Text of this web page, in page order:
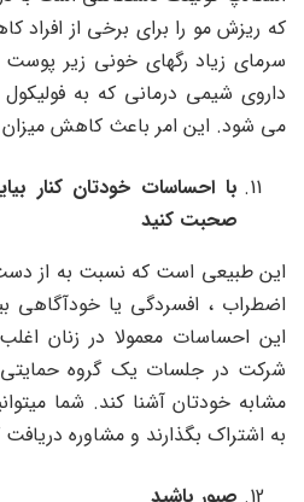
که ریزش مو را برای برخی از
سرمای زیاد رگهای خونی زیر
داروی شیمی درمانی که به
می شود. این امر باعث کاهش
با احساسات خودتان کنار
صحبت کنید
این طبیعی است که نسبت به از
اضطراب ، افسردگی یا خودآگاهی
این احساسات معمولا در زنان
شرکت در جلسات یک گروه حمایتی
مشابه خودتان آشنا کند. شما
به اشتراک بگذارند و مشاوره دریافت